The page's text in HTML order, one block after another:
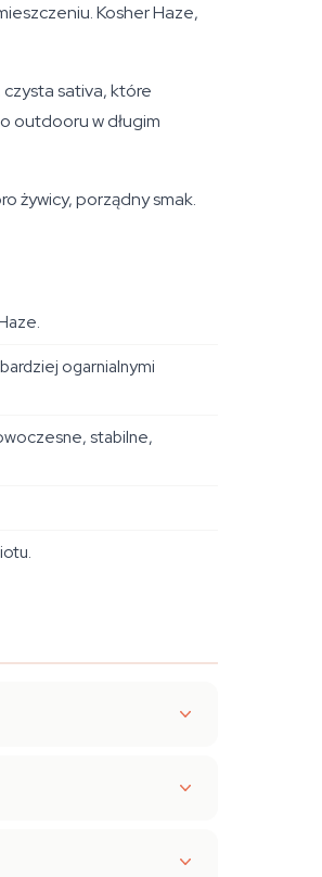
Kosher Haze,
czysta sativa, które
outdooru w długim
żywicy, porządny smak.
ogarnialnymi
stabilne,